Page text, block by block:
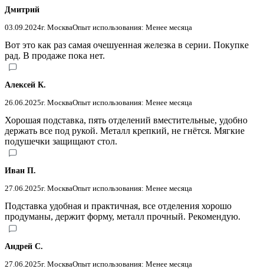
Дмитрий
03.09.2024г. МоскваОпыт использования: Менее месяца
Вот это как раз самая очешуенная железка в серии. Покупке
рад. В продаже пока нет.
Алексей К.
26.06.2025г. МоскваОпыт использования: Менее месяца
Хорошая подставка, пять отделений вместительные, удобно
держать все под рукой. Металл крепкий, не гнётся. Мягкие
подушечки защищают стол.
Иван П.
27.06.2025г. МоскваОпыт использования: Менее месяца
Подставка удобная и практичная, все отделения хорошо
продуманы, держит форму, металл прочный. Рекомендую.
Андрей С.
27.06.2025г. МоскваОпыт использования: Менее месяца